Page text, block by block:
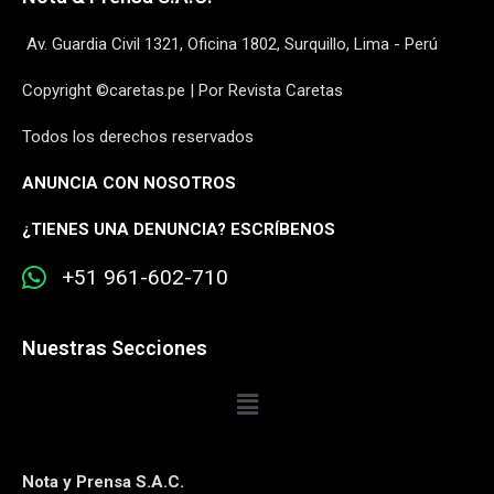
Av. Guardia Civil 1321, Oficina 1802, Surquillo, Lima - Perú
Copyright ©caretas.pe | Por Revista Caretas
Todos los derechos reservados
ANUNCIA CON NOSOTROS
¿TIENES UNA DENUNCIA? ESCRÍBENOS
+51 961-602-710
Nuestras Secciones
Nota y Prensa S.A.C.